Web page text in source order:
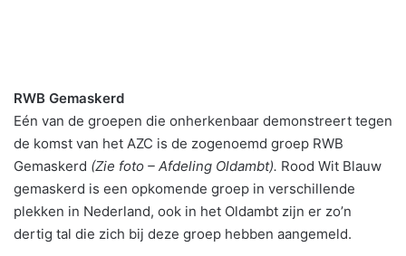
RWB Gemaskerd
Eén van de groepen die onherkenbaar demonstreert tegen
de komst van het AZC is de zogenoemd groep RWB
Gemaskerd (Zie foto – Afdeling Oldambt). Rood Wit Blauw
gemaskerd is een opkomende groep in verschillende
plekken in Nederland, ook in het Oldambt zijn er zo’n
dertig tal die zich bij deze groep hebben aangemeld.